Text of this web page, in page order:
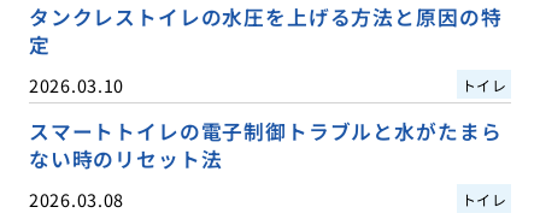
タンクレストイレの水圧を上げる方法と原因の特
定
2026.03.10 トイレ
スマートトイレの電子制御トラブルと水がたまら
ない時のリセット法
2026.03.08 トイレ